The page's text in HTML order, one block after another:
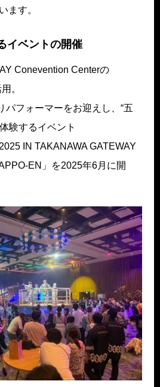
ます。
イベントの開催
Conevention Centerの
。
パフォーマーをお迎えし、“五
験するイベント
IN TAKANAWA GATEWAY
EN」を2025年6月に開